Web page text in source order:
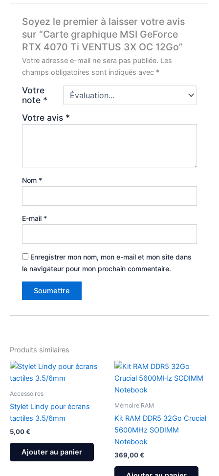
Soyez le premier à laisser votre avis
sur “Carte graphique MSI GeForce
RTX 4070 Ti VENTUS 3X OC 12Go”
Votre adresse e-mail ne sera pas publiée. Les
champs obligatoires sont indiqués avec *
Votre
note *
Votre avis *
Nom *
E-mail *
Enregistrer mon nom, mon e-mail et mon site dans
le navigateur pour mon prochain commentaire.
Produits similaires
Accessoires
Stylet Lindy pour écrans
tactiles 3.5/6mm
5,00€
Ajouter au panier
Mémoire RAM
Kit RAM DDR5 32Go Crucial
5600MHz SODIMM
Notebook
369,00€